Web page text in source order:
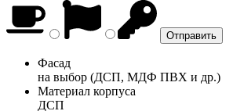
Фасад
на выбор (ДСП, МДФ ПВХ и др.)
Материал корпуса
ДСП